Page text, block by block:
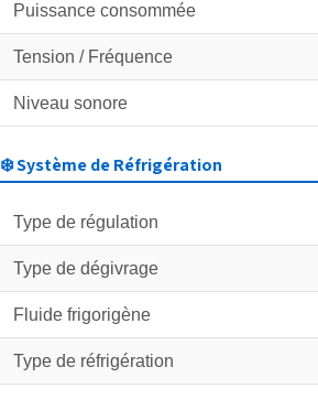
Puissance consommée
Tension / Fréquence
Niveau sonore
❄️ Système de Réfrigération
Type de régulation
Type de dégivrage
Fluide frigorigène
Type de réfrigération